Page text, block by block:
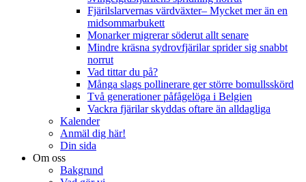
Fjärilslarvernas värdväxter– Mycket mer än en
midsommarbukett
Monarker migrerar söderut allt senare
Mindre kräsna sydrovfjärilar sprider sig snabbt
norrut
Vad tittar du på?
Många slags pollinerare ger större bomullsskörd
Två generationer påfågelöga i Belgien
Vackra fjärilar skyddas oftare än alldagliga
Kalender
Anmäl dig här!
Din sida
Om oss
Bakgrund